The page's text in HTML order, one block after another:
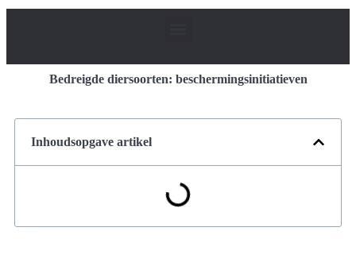
Bedreigde diersoorten: beschermingsinitiatieven
Inhoudsopgave artikel